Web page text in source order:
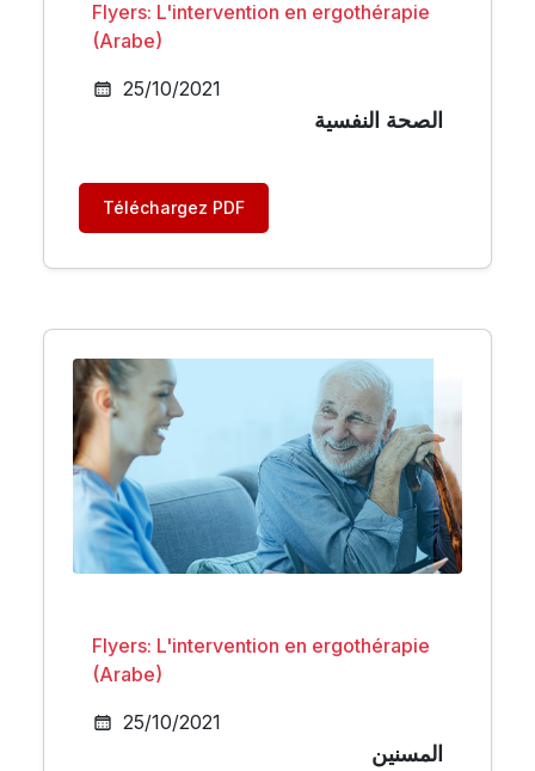
Flyers: L'intervention en ergothérapie
(Arabe)
25/10/2021
الصحة النفسية
Téléchargez PDF
Flyers: L'intervention en ergothérapie
(Arabe)
25/10/2021
المسنين